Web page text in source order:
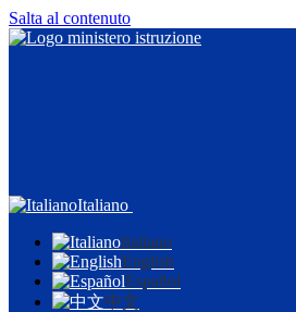
Salta al contenuto
Italiano
Italiano
English
Español
中文